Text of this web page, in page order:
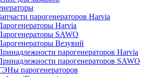
парогенераторов Harvia
Harvia
SAWO
Везувий
парогенераторов Harvia
парогенераторов SAWO
парогенераторов